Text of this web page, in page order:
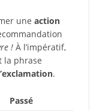
une action
!À l’impératif,
la phrase
.
Passé